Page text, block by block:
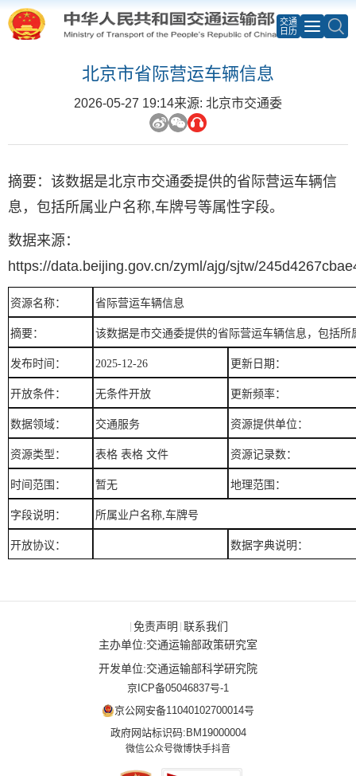
交通
日历
北京市省际营运车辆信息
2026-05-27 19:14来源: 北京市交通委
摘要：该数据是北京市交通委提供的省际营运车辆信
息，包括所属业户名称,车牌号等属性字段。
数据来源：
https://data.beijing.gov.cn/zyml/ajg/sjtw/
资源名称： 省际营运车辆信息
摘要： 该数据是市交通委提供的省际营运车辆信息，包括所
发布时间： 2025-12-26 更新日期：
开放条件： 无条件开放 更新频率：
数据领域： 交通服务 资源提供单位：
资源类型： 表格 表格 文件 资源记录数：
时间范围： 暂无 地理范围：
字段说明： 所属业户名称,车牌号
开放协议： 数据字典说明：
| 免责声明 | 联系我们
主办单位:交通运输部政策研究室
开发单位:交通运输部科学研究院
京ICP备05046837号-1
京公网安备11040102700014号
政府网站标识码:BM19000004
微信公众号微博快手抖音